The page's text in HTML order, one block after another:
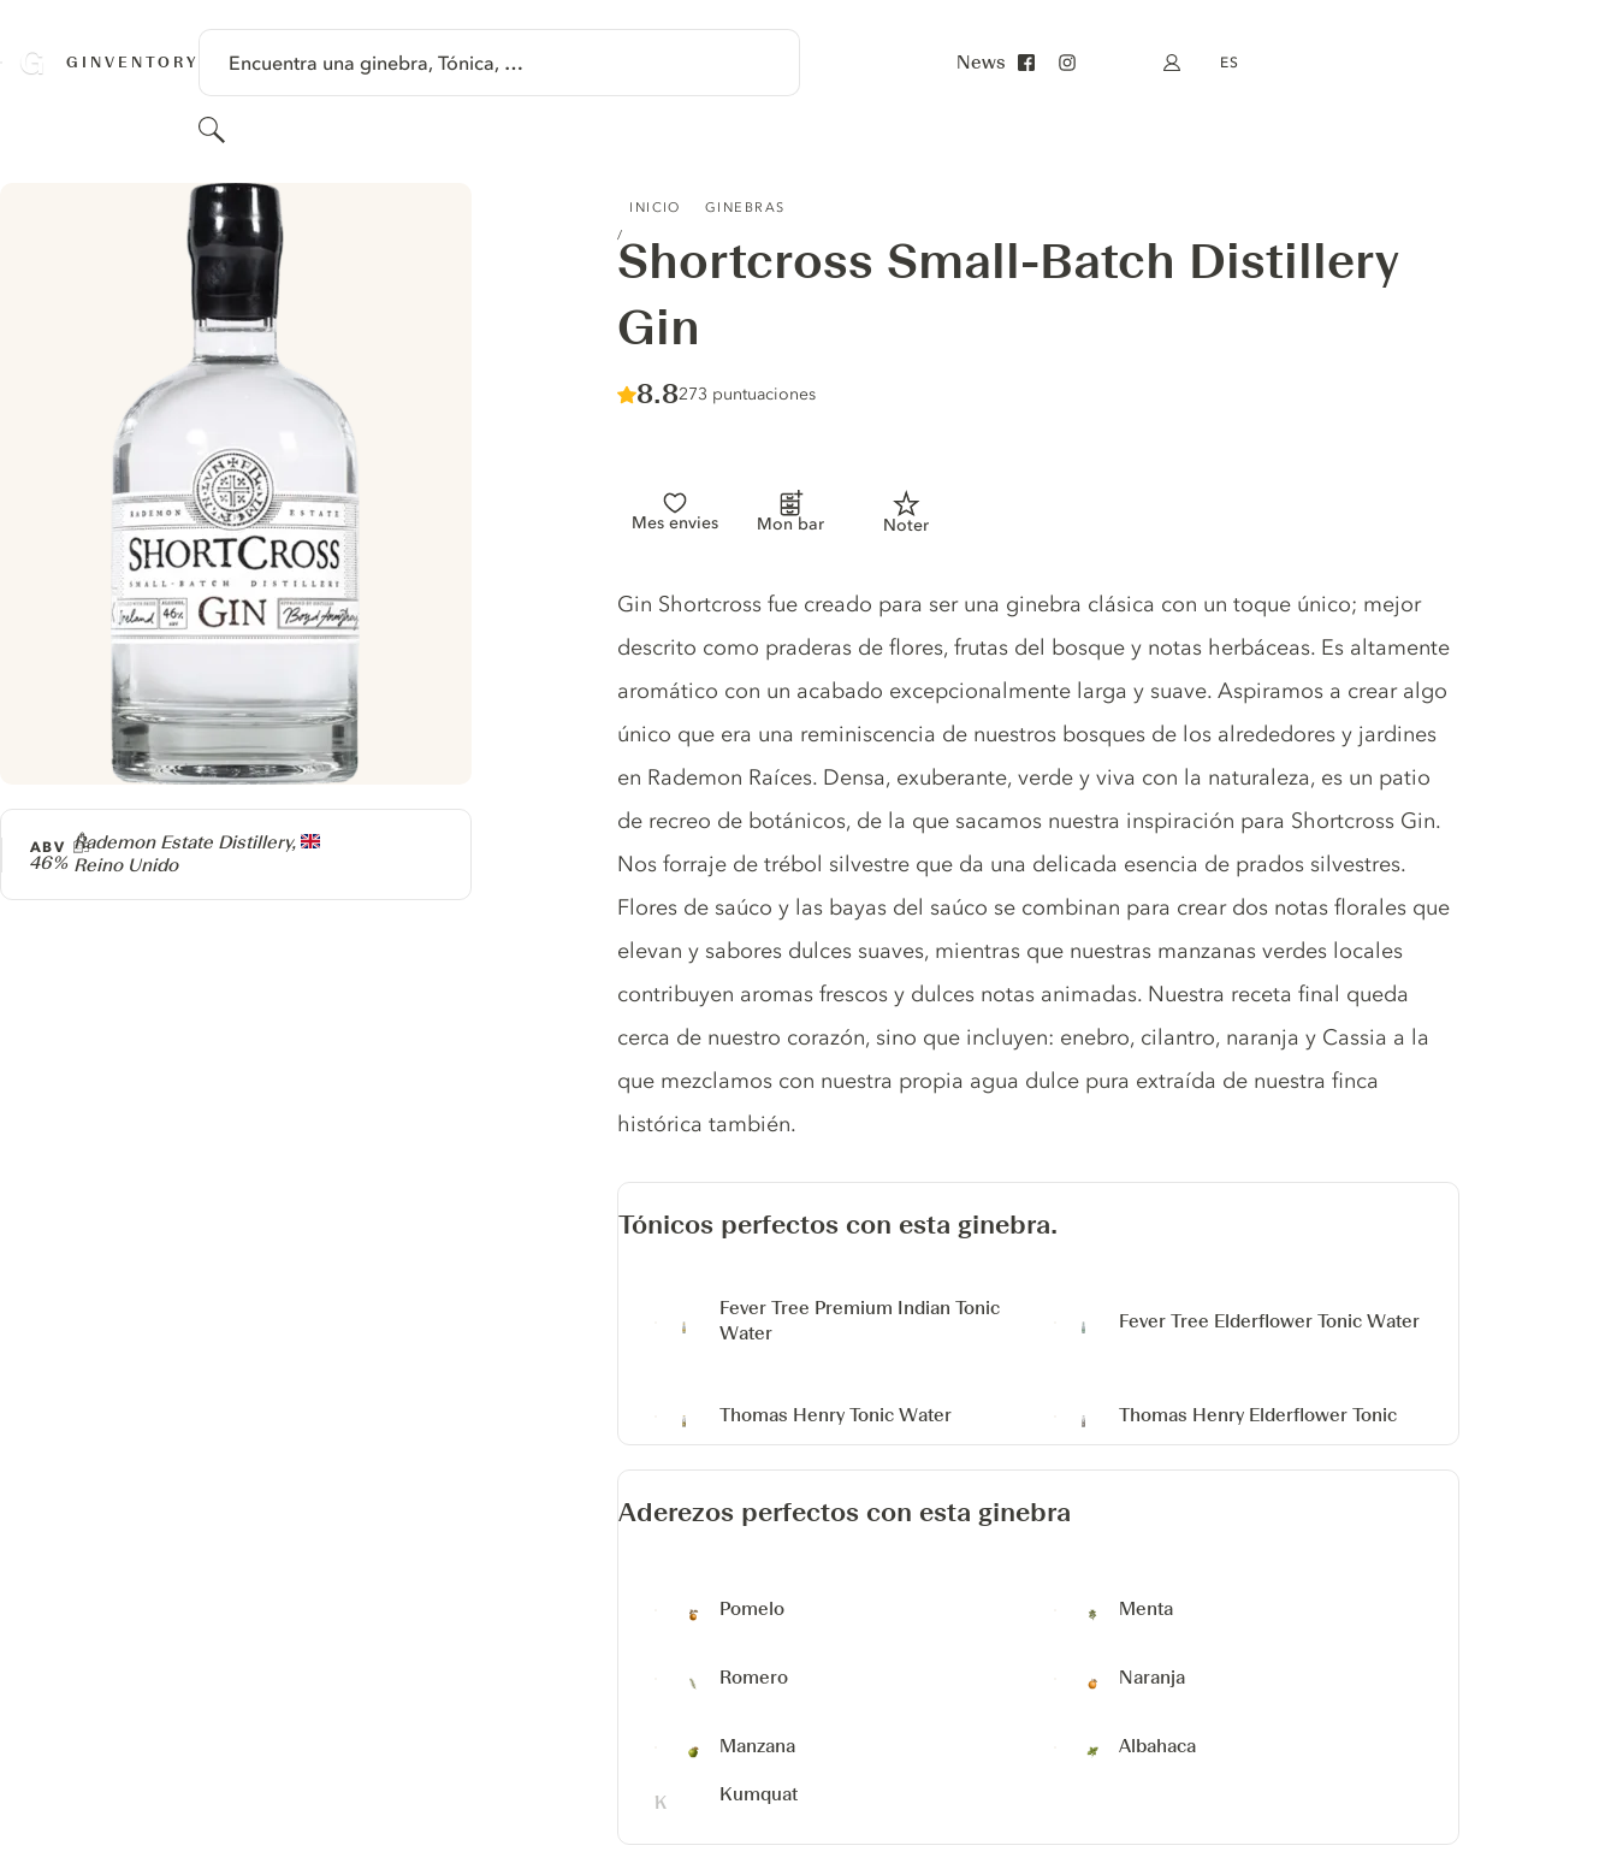
GINVENTORY Encuentra una ginebra, Tónica, …
Buscar
News Mi cuenta
ES
INICIO GINEBRAS
Shortcross Small-Batch Distillery
Gin
Score :
8.8/ 10
273 puntuaciones
Mes envies Mon bar Noter
Producer
Rademon Estate Distillery,
Reino Unido
ABV
46%
Gin description
Gin Shortcross fue creado para ser una ginebra clásica con un toque único; mejor
descrito como praderas de flores, frutas del bosque y notas herbáceas. Es altamente
aromático con un acabado excepcionalmente larga y suave. Aspiramos a crear algo
único que era una reminiscencia de nuestros bosques de los alrededores y jardines
en Rademon Raíces. Densa, exuberante, verde y viva con la naturaleza, es un patio
de recreo de botánicos, de la que sacamos nuestra inspiración para Shortcross Gin.
Nos forraje de trébol silvestre que da una delicada esencia de prados silvestres.
Flores de saúco y las bayas del saúco se combinan para crear dos notas florales que
elevan y sabores dulces suaves, mientras que nuestras manzanas verdes locales
contribuyen aromas frescos y dulces notas animadas. Nuestra receta final queda
cerca de nuestro corazón, sino que incluyen: enebro, cilantro, naranja y Cassia a la
que mezclamos con nuestra propia agua dulce pura extraída de nuestra finca
histórica también.
Tónicos perfectos con esta ginebra.
Fever Tree Premium Indian Tonic
Water
Fever Tree Elderflower Tonic Water
Thomas Henry Tonic Water Thomas Henry Elderflower Tonic
Aderezos perfectos con esta ginebra
Pomelo Menta
Romero Naranja
Manzana Albahaca
Kumquat